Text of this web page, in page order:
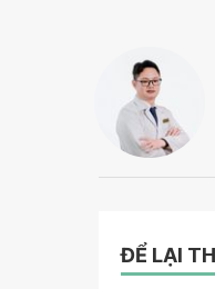
ĐỂ LẠI